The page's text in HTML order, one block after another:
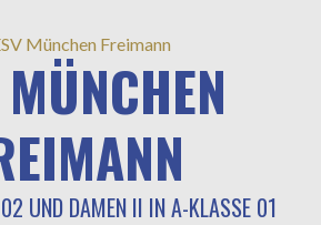
UND DAMEN II IN A-KLASSE 01